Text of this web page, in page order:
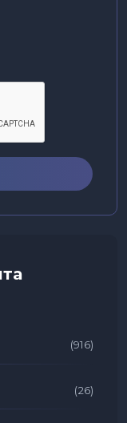
(916)
(26)